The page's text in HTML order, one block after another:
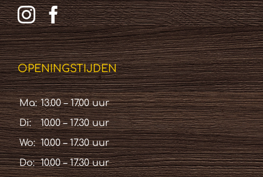
OPENINGSTIJDEN
Ma: 13.00 – 17.00 uur
Di:
10.00 – 17.30 uur
Wo: 10.00 – 17.30 uur
Do: 10.00 – 17.30 uur